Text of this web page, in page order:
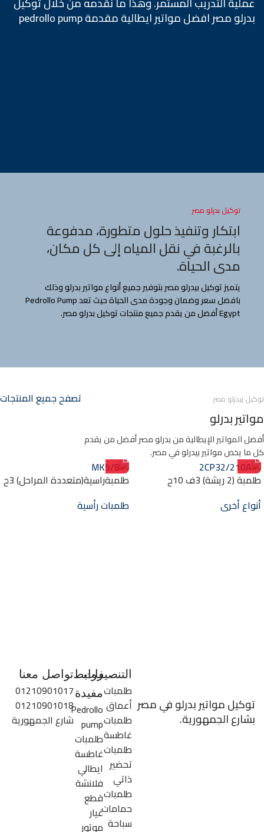
بدرلو مصر افضل مواتير ايطالية مقدمة pedrollo pump
توكيل بدرلو مصر
ابتكار وتنفيذ حلول متطورة، مدفوعة
بالرغبة في نقل المياه إلى كل مكان،
مدى الحياة.
يتميز توكيل بيدرلو مصر بتوفير جميع أنواع مواتير بدرلو وذلك
بافضل سعر وضمان وجودة مدى الحياة حيث تعد Pedrollo Pump
Egypt أفضل من يقدم جميع منتجات توكيل بدرلو مصر.
توكيل بيدرلو مصر
مواتير بدرلو
أفضل المواتير الإيطالية من بدرلو مصر أفضل من يقدم
كل ما يخص مواتير بيدرلو في مصر.
تصفح جميع المنتجات
طلمبة (2 ريشة) 3ف 10ح
أنواع أخرى
طلمبةراسية(متعددة المراحل) 3ح
طلمبات رأسية
توكيل مواتير بدرلو في مصر
بشارع الجمهورية.
التنصيفات
طلمبات
أعماق
طلمبات
غاطسة
طلمبات
تحضير
ذاتي
طلمبات
حمامات
سباحة
روابط
مفيدة
Pedrollo
pump
طلمبات
غاطسة
ايطالي
فلانشة
قطع
غيار
موتور
تواصل معنا
01210901017
01210901018
شارع الجمهورية